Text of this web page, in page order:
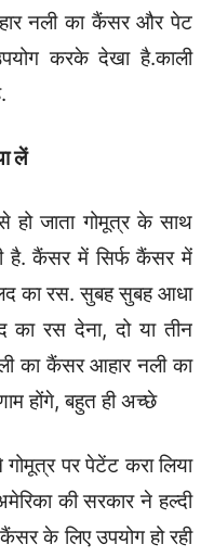
नली का कैंसर और पेट
करके देखा है.काली
लें
जाता गोमूत्र के साथ
है. कैंसर में सिर्फ कैंसर में
का रस. सुबह सुबह आधा
रस देना, दो या तीन
का कैंसर आहार नली का
होंगे, बहुत ही अच्छे
पर पेटेंट करा लिया
की सरकार ने हल्दी
के लिए उपयोग हो रही